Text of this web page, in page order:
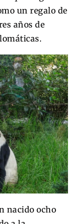
un regalo de
años de
nacido ocho